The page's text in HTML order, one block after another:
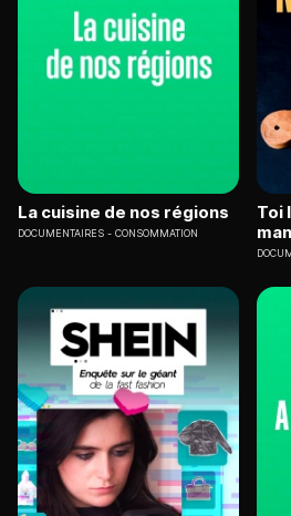
La cuisine de nos régions
DOCUMENTAIRES CONSOMMATION
Toi